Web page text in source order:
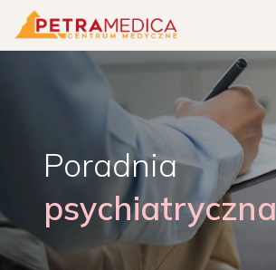
Poradnia
psychiatryczna